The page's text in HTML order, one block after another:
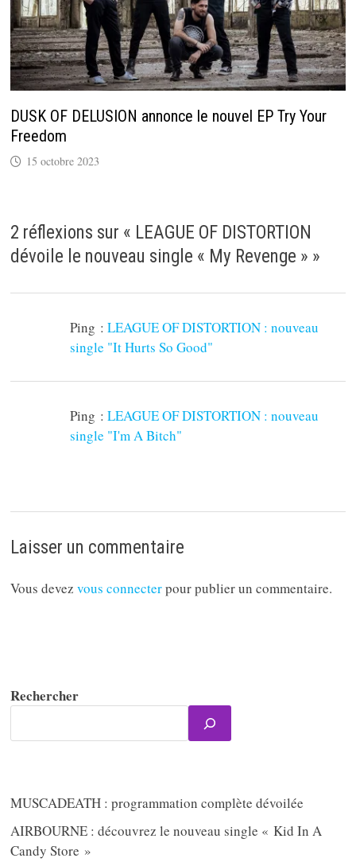
DUSK OF DELUSION annonce le nouvel EP Try Your
Freedom
15 octobre 2023
2 réflexions sur « LEAGUE OF DISTORTION
dévoile le nouveau single « My Revenge » »
Ping :LEAGUE OF DISTORTION : nouveau
single "It Hurts So Good"
Ping :LEAGUE OF DISTORTION : nouveau
single "I'm A Bitch"
Laisser un commentaire
Vous devezvous connecterpour publier un commentaire.
Rechercher
MUSCADEATH : programmation complète dévoilée
AIRBOURNE : découvrez le nouveau single « Kid In A
Candy Store »